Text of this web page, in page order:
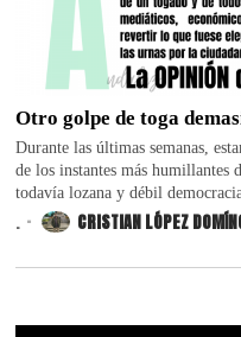
Otro golpe de toga
Durante las últimas semanas,
de los instantes más humillantes
todavía lozana y débil
. CRISTIAN LÓPEZ